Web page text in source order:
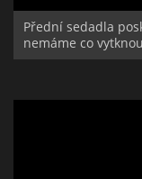
Přední sedadla
nemáme co